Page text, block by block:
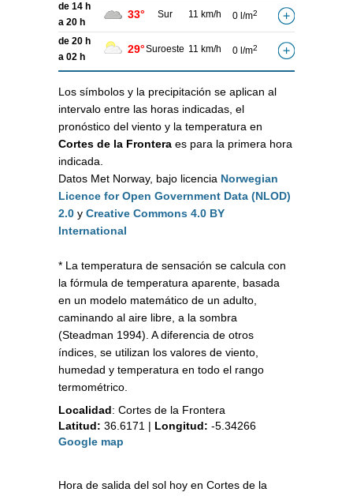
de 14 h
a 20 h
33° Sur 11 km/h 0 l/m2
de 20 h
a 02 h
29°Suroeste 11 km/h 0 l/m2
Los símbolos y la precipitación se aplican al
intervalo entre las horas indicadas, el
pronóstico del viento y la temperatura en
Cortes de la Frontera es para la primera hora
indicada.
Datos Met Norway, bajo licencia Norwegian
Licence for Open Government Data (NLOD)
2.0 y Creative Commons 4.0 BY
International
* La temperatura de sensación se calcula con
la fórmula de temperatura aparente, basada
en un modelo matemático de un adulto,
caminando al aire libre, a la sombra
(Steadman 1994). A diferencia de otros
índices, se utilizan los valores de viento,
humedad y temperatura en todo el rango
termométrico.
Localidad: Cortes de la Frontera
Latitud: 36.6171 | Longitud: -5.34266
Google map
Hora de salida del sol hoy en Cortes de la